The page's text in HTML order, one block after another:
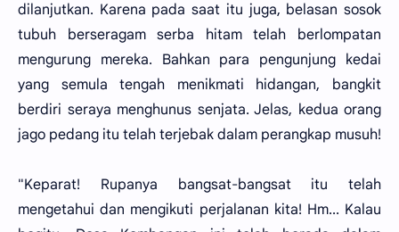
dilanjutkan. Karena pada saat itu juga, belasan sosok
tubuh berseragam serba hitam telah berlompatan
mengurung mereka. Bahkan para pengunjung kedai
yang semula tengah menikmati hidangan, bangkit
berdiri seraya menghunus senjata. Jelas, kedua orang
jago pedang itu telah terjebak dalam perangkap musuh!
"Keparat! Rupanya bangsat-bangsat itu telah
mengetahui dan mengikuti perjalanan kita! Hm... Kalau